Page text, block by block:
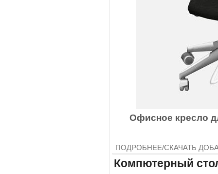
Офисное кресло
ПОДРОБНЕЕ/СКАЧАТЬ
Компютерный